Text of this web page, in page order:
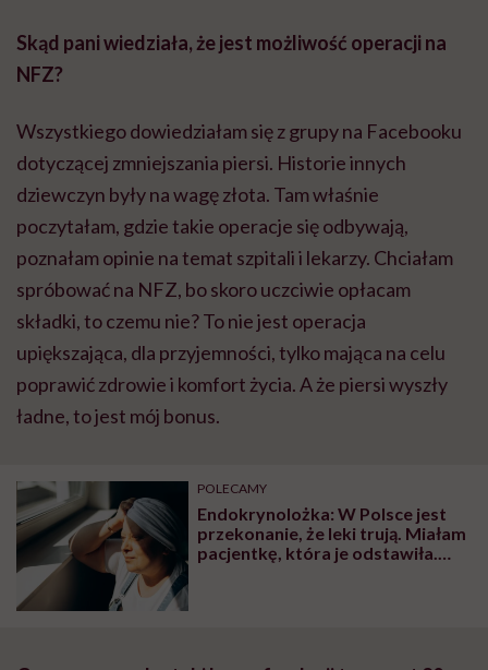
Skąd pani wiedziała, że jest możliwość operacji na
NFZ?
Wszystkiego dowiedziałam się z grupy na Facebooku
dotyczącej zmniejszania piersi. Historie innych
dziewczyn były na wagę złota. Tam właśnie
poczytałam, gdzie takie operacje się odbywają,
poznałam opinie na temat szpitali i lekarzy. Chciałam
spróbować na NFZ, bo skoro uczciwie opłacam
składki, to czemu nie? To nie jest operacja
upiększająca, dla przyjemności, tylko mająca na celu
poprawić zdrowie i komfort życia. A że piersi wyszły
ładne, to jest mój bonus.
POLECAMY
Endokrynolożka: W Polsce jest
przekonanie, że leki trują. Miałam
pacjentkę, która je odstawiła.